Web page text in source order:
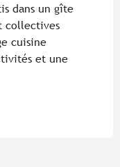
dans un gîte
collectives
cuisine
et une